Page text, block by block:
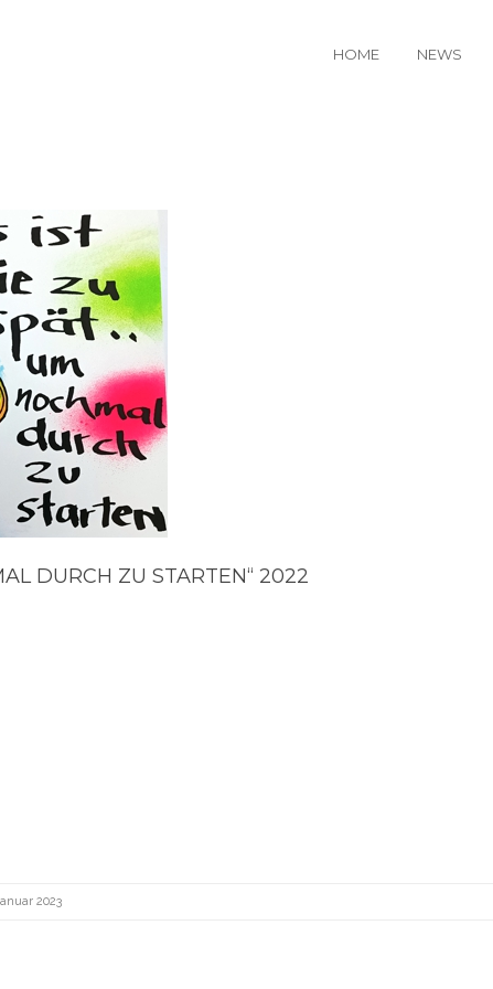
HOME NEWS
DURCH ZU STARTEN“ 2022
2023